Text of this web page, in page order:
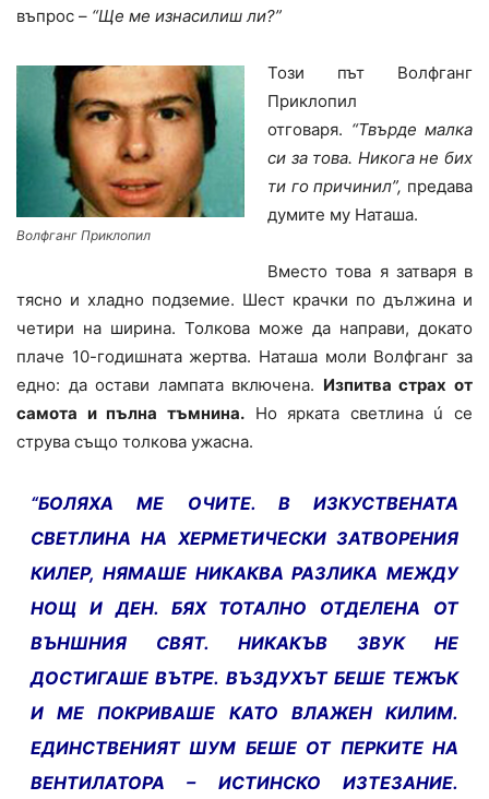
въпрос – “Ще ме изнасилиш ли?”
Волфганг Приклопил
Този път Волфганг
Приклопил
отговаря. “Твърде малка
си за това. Никога не бих
ти го причинил”, предава
думите му Наташа.
Вместо това я затваря в
тясно и хладно подземие. Шест крачки по дължина и
четири на ширина. Толкова може да направи, докато
плаче 10-годишната жертва. Наташа моли Волфганг за
едно: да остави лампата включена. Изпитва страх от
самота и пълна тъмнина.Но ярката светлина ú се
струва също толкова ужасна.
“БОЛЯХА МЕ ОЧИТЕ. В ИЗКУСТВЕНАТА
СВЕТЛИНА НА ХЕРМЕТИЧЕСКИ ЗАТВОРЕНИЯ
КИЛЕР, НЯМАШЕ НИКАКВА РАЗЛИКА МЕЖДУ
НОЩ И ДЕН. БЯХ ТОТАЛНО ОТДЕЛЕНА ОТ
ВЪНШНИЯ СВЯТ. НИКАКЪВ ЗВУК НЕ
ДОСТИГАШЕ ВЪТРЕ. ВЪЗДУХЪТ БЕШЕ ТЕЖЪК
И МЕ ПОКРИВАШЕ КАТО ВЛАЖЕН КИЛИМ.
ЕДИНСТВЕНИЯТ ШУМ БЕШЕ ОТ ПЕРКИТЕ НА
ВЕНТИЛАТОРА – ИСТИНСКО ИЗТЕЗАНИЕ.